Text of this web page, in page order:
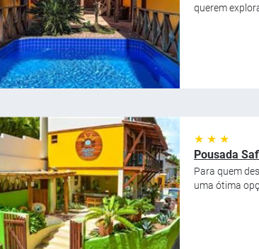
querem
★ ★ ★
Pousada
Para quem
uma ótima